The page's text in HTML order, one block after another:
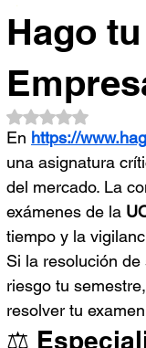
Hago
Obtuvo NaN de
En https://
una asignatura
del mercado. La
exámenes de la
tiempo y la
Si la resolución
riesgo tu
resolver tu
⚖️